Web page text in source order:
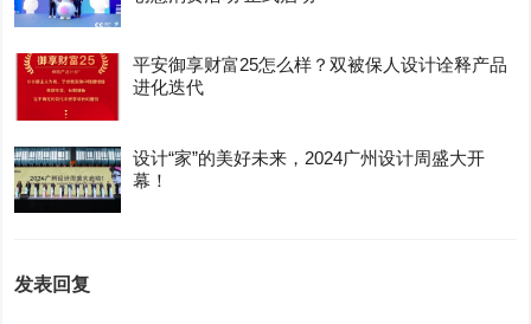
平安御享财富25怎么样？双被保人设计诠释产品
进化迭代
设计“家”的美好未来，2024广州设计周盛大开
幕！
发表回复